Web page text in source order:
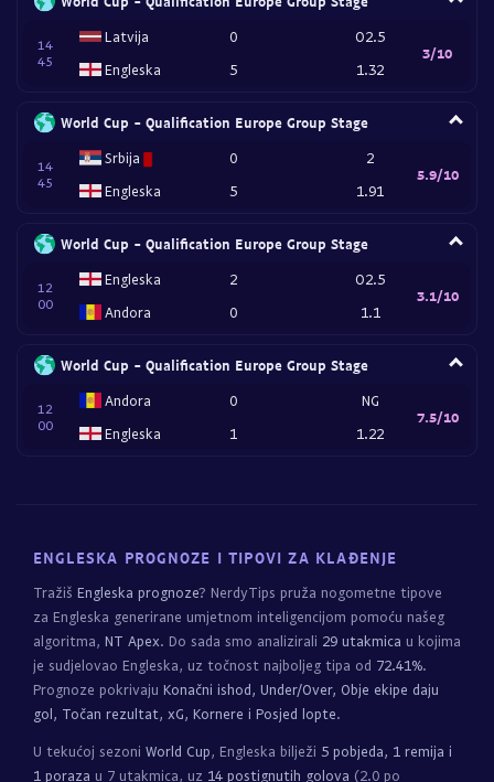
14
45
Latvija
Engleska
0
5
O2.5
1.32
3/10
World Cup - Qualification Europe Group Stage
14
45
Srbija
Engleska
0
5
2
1.91
5.9/10
World Cup - Qualification Europe Group Stage
12
00
Engleska
Andora
2
0
O2.5
1.1
3.1/10
World Cup - Qualification Europe Group Stage
12
00
Andora
Engleska
0
1
NG
1.22
7.5/10
ENGLESKA PROGNOZE I TIPOVI ZA KLAĐENJE
Tražiš Engleska prognoze? NerdyTips pruža nogometne tipove
za Engleska generirane umjetnom inteligencijom pomoću našeg
algoritma, NT Apex. Do sada smo analizirali 29 utakmica u kojima
je sudjelovao Engleska, uz točnost najboljeg tipa od 72.41%.
Prognoze pokrivaju Konačni ishod, Under/Over, Obje ekipe daju
gol, Točan rezultat, xG, Kornere i Posjed lopte.
U tekućoj sezoni World Cup, Engleska bilježi 5 pobjeda, 1 remija i
1 poraza u 7 utakmica, uz 14 postignutih golova (2.0 po